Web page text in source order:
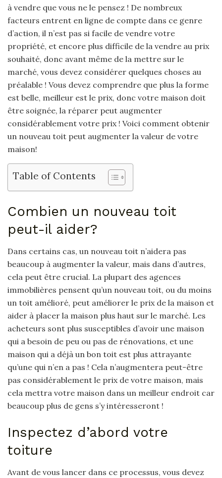
à vendre que vous ne le pensez ! De nombreux
facteurs entrent en ligne de compte dans ce genre
d’action, il n’est pas si facile de vendre votre
propriété, et encore plus difficile de la vendre au prix
souhaité, donc avant même de la mettre sur le
marché, vous devez considérer quelques choses au
préalable ! Vous devez comprendre que plus la forme
est belle, meilleur est le prix, donc votre maison doit
être soignée, la réparer peut augmenter
considérablement votre prix ! Voici comment obtenir
un nouveau toit peut augmenter la valeur de votre
maison!
Table of Contents
Combien un nouveau toit
peut-il aider?
Dans certains cas, un nouveau toit n’aidera pas
beaucoup à augmenter la valeur, mais dans d’autres,
cela peut être crucial. La plupart des agences
immobilières pensent qu’un nouveau toit, ou du moins
un toit amélioré, peut améliorer le prix de la maison et
aider à placer la maison plus haut sur le marché. Les
acheteurs sont plus susceptibles d’avoir une maison
qui a besoin de peu ou pas de rénovations, et une
maison qui a déjà un bon toit est plus attrayante
qu’une qui n’en a pas ! Cela n’augmentera peut-être
pas considérablement le prix de votre maison, mais
cela mettra votre maison dans un meilleur endroit car
beaucoup plus de gens s’y intéresseront !
Inspectez d’abord votre
toiture
Avant de vous lancer dans ce processus, vous devez